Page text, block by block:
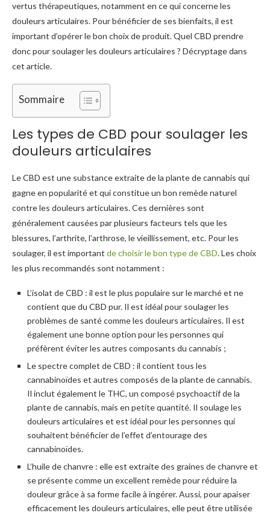
vertus thérapeutiques, notamment en ce qui concerne les
douleurs articulaires. Pour bénéficier de ses bienfaits, il est
important d’opérer le bon choix de produit. Quel CBD prendre
donc pour soulager les douleurs articulaires ? Décryptage dans
cet article.
Sommaire
Les types de CBD pour soulager les
douleurs articulaires
Le CBD est une substance extraite de la plante de cannabis qui
gagne en popularité et qui constitue un bon remède naturel
contre les douleurs articulaires. Ces dernières sont
généralement causées par plusieurs facteurs tels que les
blessures, l’arthrite, l’arthrose, le vieillissement, etc. Pour les
soulager, il est important de choisir le bon type de CBD. Les choix
les plus recommandés sont notamment :
L’isolat de CBD : il est le plus populaire sur le marché et ne
contient que du CBD pur. Il est idéal pour soulager les
problèmes de santé comme les douleurs articulaires. Il est
également une bonne option pour les personnes qui
préfèrent éviter les autres composants du cannabis ;
Le spectre complet de CBD : il contient tous les
cannabinoïdes et autres composés de la plante de cannabis.
Il inclut également le THC, un composé psychoactif de la
plante de cannabis, mais en petite quantité. Il soulage les
douleurs articulaires et est idéal pour les personnes qui
souhaitent bénéficier de l’effet d’entourage des
cannabinoïdes.
L’huile de chanvre : elle est extraite des graines de chanvre et
se présente comme un excellent remède pour réduire la
douleur grâce à sa forme facile à ingérer. Aussi, pour apaiser
efficacement les douleurs articulaires, elle peut être utilisée